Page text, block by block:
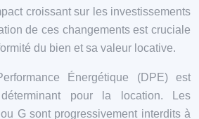
croissant sur les investissements
de ces changements est cruciale
du bien et sa valeur locative.
Énergétique (DPE) est
pour la location. Les
G sont progressivement interdits à